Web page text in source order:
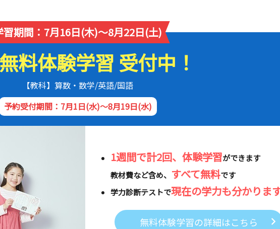
習期間：7月16日(木)～8月22日(土)
料体験学習 受付中！
【教科】算数・数学/英語/国語
予約受付期間：7月1日(水)～8月19日(水)
1週間で計2回、体験学習ができます
教材費など含め、 すべて無料です
学力診断テストで現在の学力も分かりま
無料体験学習の詳細はこちら